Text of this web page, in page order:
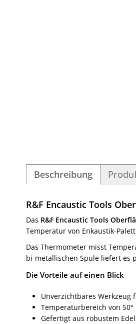
Beschreibung
R&F Encaustic Tools
Das R&F Encaustic Tools
Temperatur von Enkaustik-
Das Thermometer misst
bi-metallischen Spule liefert es
Die Vorteile auf einen Blick
Unverzichtbares
Temperaturbereich von 50°
Gefertigt aus robustem